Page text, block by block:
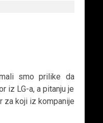
smo prilike da
iz LG-a, a pitanju je
za koji iz kompanije